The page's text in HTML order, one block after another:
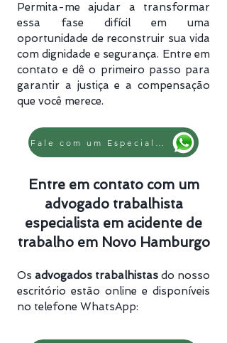
Permita-me ajudar a transformar
essa fase difícil em uma
oportunidade de reconstruir sua vida
com dignidade e segurança. Entre em
contato e dê o primeiro passo para
garantir a justiça e a compensação
que você merece.
Entre em contato com um
advogado trabalhista
especialista em acidente de
trabalho em Novo Hamburgo
Os advogados trabalhistas do nosso
escritório estão online e disponíveis
no telefone WhatsApp: